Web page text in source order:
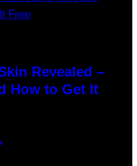
Revealed –
How to Get It